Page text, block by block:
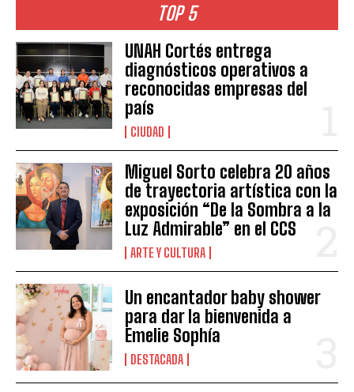
TOP 5
UNAH Cortés entrega
diagnósticos operativos a
reconocidas empresas del
país
CIUDAD
Miguel Sorto celebra 20 años
de trayectoria artística con la
exposición “De la Sombra a la
Luz Admirable” en el CCS
ARTE Y CULTURA
Un encantador baby shower
para dar la bienvenida a
Emelie Sophía
DESTACADA